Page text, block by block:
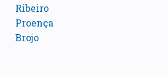
Ribeiro
Proença
Brojo